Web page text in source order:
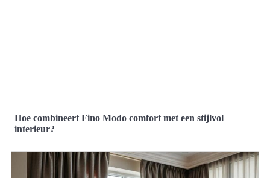
Hoe combineert Fino Modo comfort met een stijlvol
interieur?